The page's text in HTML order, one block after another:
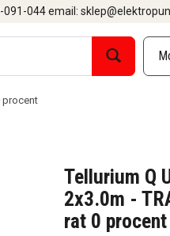
044 email:
procent
Tellurium Q
2x3.0m -
rat 0 procent